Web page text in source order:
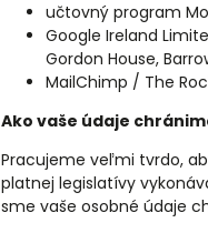
učtovný program
Google Ireland
Gordon House,
MailChimp / The
Ako vaše údaje
Pracujeme veľmi tvrdo,
platnej legislatívy
sme vaše osobné údaje